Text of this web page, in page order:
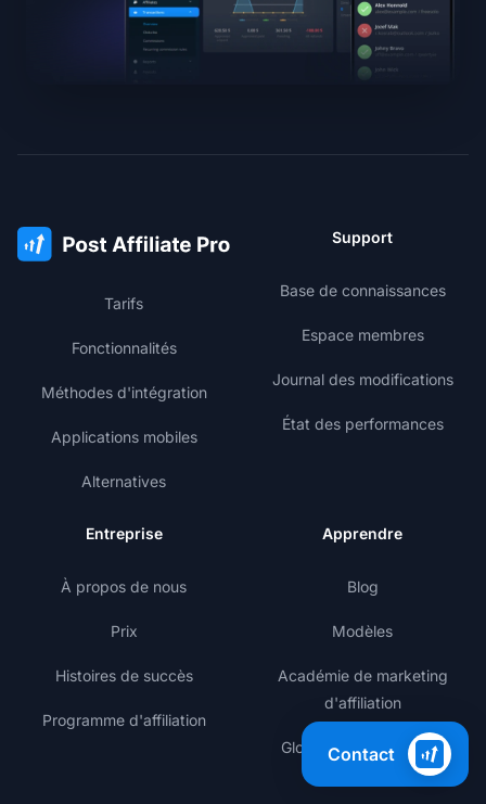
Tarifs
Fonctionnalités
Méthodes d'intégration
Applications mobiles
Alternatives
Support
Base de connaissances
Espace membres
Journal des modifications
État des performances
Entreprise
À propos de nous
Prix
Histoires de succès
Programme d'affiliation
Apprendre
Blog
Modèles
Académie de marketing
d'affiliation
Glossaire du marketing
Contact